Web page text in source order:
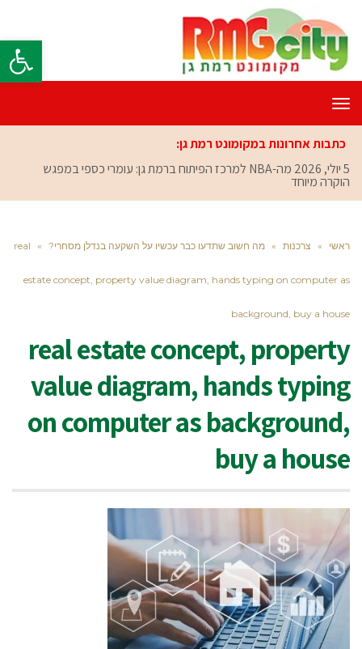
פתח
תפריט
כתבות אחרונות במקומונט רמת גן:
5 יולי, 2026
מה-NBA למרכז הפיתוח ברמת גן: עומרי כספי במפגש
הוקרה מיוחד
ראשי » צרכנות » מה חשוב שתדעו כבר עכשיו על השקעה בנדלן מסחרי? »
real
estate concept, property value diagram, hands typing on computer as
background, buy a house
real estate concept, property
value diagram, hands typing
on computer as background,
buy a house